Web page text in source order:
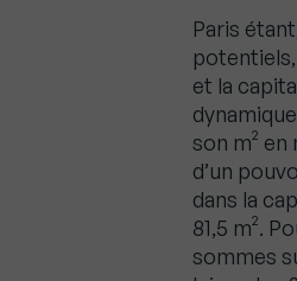
Paris
et la
son m²
d’un
dans la
81,5 m².
sommes